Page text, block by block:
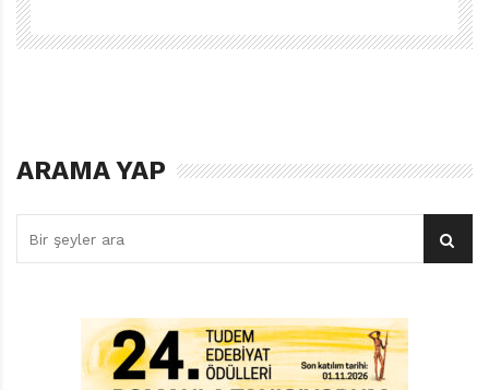
Roman ve çizgi roman yazarı: Koushun Takami / Çizer:
Konusu:Totaliter Japon iktidarı, çocuklarla gençleri
ARAMA YAP